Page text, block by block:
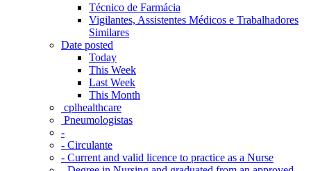
Técnico de Farmácia
Vigilantes, Assistentes Médicos e Trabalhadores
Similares
Date posted
Today
This Week
Last Week
This Month
‎ cplhealthcare‬
Pneumologistas
-
- Circulante
- Current and valid licence to practice as a Nurse